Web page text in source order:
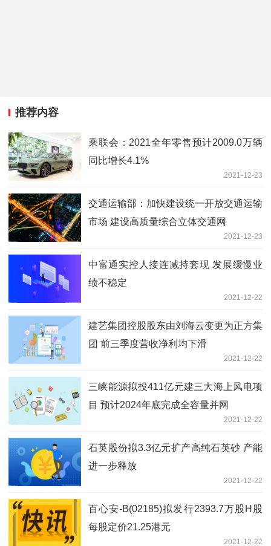
推荐内容
乘联会：2021全年零售预计2009.0万辆
同比增长4.1%
2021-12-23
交通运输部：加快建设统一开放交通运输
市场 建设高质量综合立体交通网
2021-12-23
中富通实控人接连减持套现 发展缓慢业
绩不稳定
2021-12-22
建艺集团控股股东由刘海云变更为正方集
团 前三季度营收净利均下滑
2021-12-22
三峡能源拟投411亿元建三大海上风电项
目 预计2024年底完成全容量并网
2021-12-22
石英股份拟3.3亿元扩产高纯石英砂 产能
进一步释放
2021-12-22
百心安-B(02185)拟发行2393.7万股H股
每股定价21.25港元
2021-12-22